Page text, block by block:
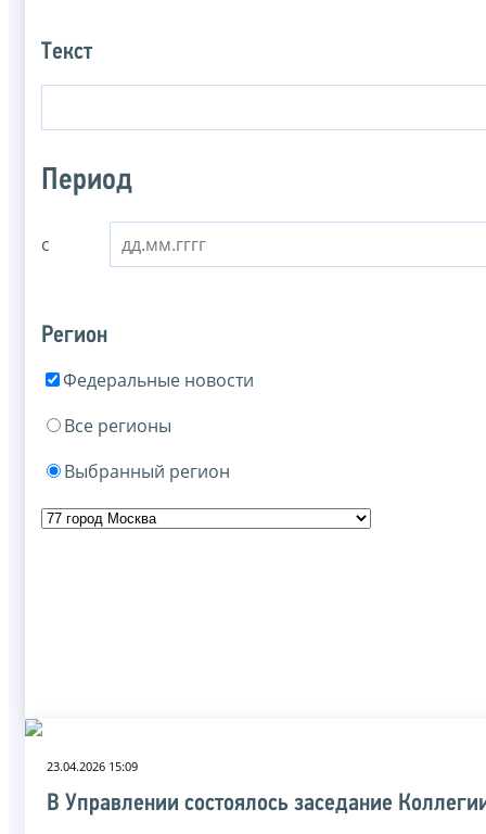
Текст
Период
с
Регион
Федеральные новости
Все регионы
Выбранный регион
23.04.2026 15:09
В Управлении состоялось заседание